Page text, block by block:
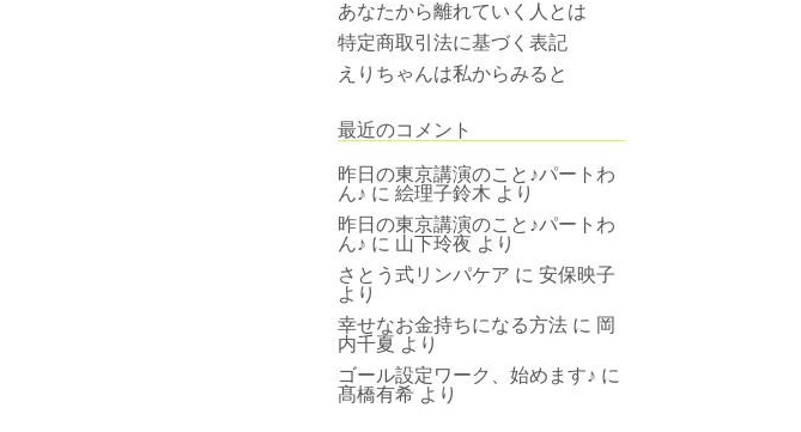
あなたから離れていく人とは
特定商取引法に基づく表記
えりちゃんは私からみると
最近のコメント
昨日の東京講演のこと♪パートわ
ん♪ に 絵理子鈴木 より
昨日の東京講演のこと♪パートわ
ん♪ に 山下玲夜 より
さとう式リンパケア に 安保映子
より
幸せなお金持ちになる方法 に 岡
内千夏 より
ゴール設定ワーク、始めます♪ に
髙橋有希 より